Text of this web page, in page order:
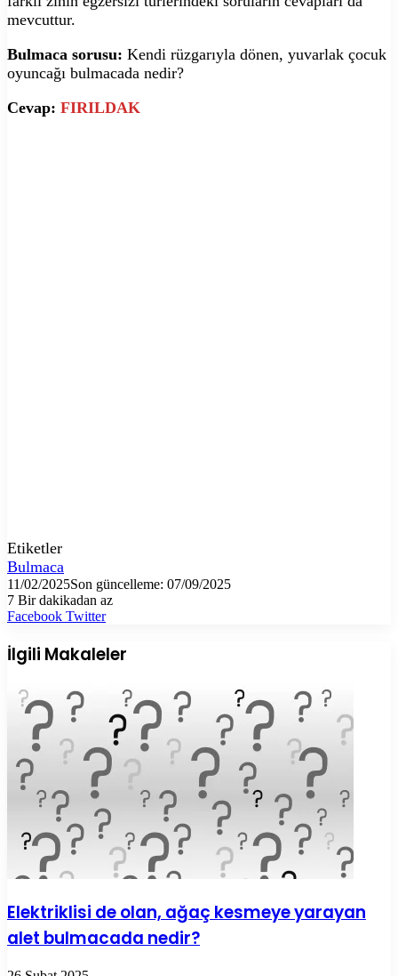
mevcuttur.
Bulmaca sorusu: Kendi rüzgarıyla dönen, yuvarlak çocuk
oyuncağı bulmacada nedir?
Cevap: FIRILDAK
Etiketler
Bulmaca
11/02/2025Son güncelleme: 07/09/2025
7 Bir dakikadan az
Facebook TwitterLinkedIn
Tumblr
Pinterest
Reddit
VKontakte
E-
ile
paylaş
Yazdır
İlgili Makaleler
Elektriklisi de olan, ağaç kesmeye yarayan
alet bulmacada nedir?